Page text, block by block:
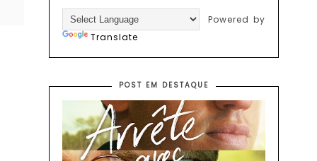
Powered by
Translate
POST EM DESTAQUE